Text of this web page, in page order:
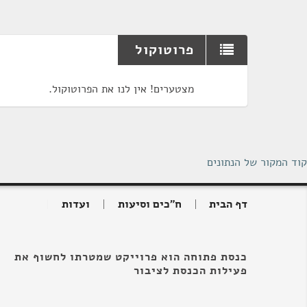
פרוטוקול
מצטערים! אין לנו את הפרוטוקול.
קוד המקור של הנתונים
דף הבית ח"כים וסיעות ועדות
כנסת פתוחה הוא פרוייקט שמטרתו לחשוף את
פעילות הכנסת לציבור